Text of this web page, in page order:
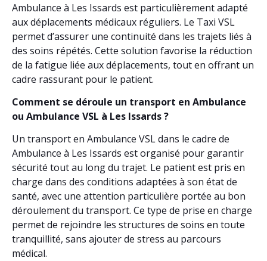
Ambulance à Les Issards est particulièrement adapté
aux déplacements médicaux réguliers. Le Taxi VSL
permet d’assurer une continuité dans les trajets liés à
des soins répétés. Cette solution favorise la réduction
de la fatigue liée aux déplacements, tout en offrant un
cadre rassurant pour le patient.
Comment se déroule un transport en Ambulance
ou Ambulance VSL à Les Issards ?
Un transport en Ambulance VSL dans le cadre de
Ambulance à Les Issards est organisé pour garantir
sécurité tout au long du trajet. Le patient est pris en
charge dans des conditions adaptées à son état de
santé, avec une attention particulière portée au bon
déroulement du transport. Ce type de prise en charge
permet de rejoindre les structures de soins en toute
tranquillité, sans ajouter de stress au parcours
médical.